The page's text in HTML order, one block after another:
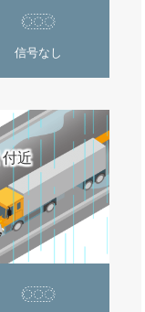
信号なし
付近